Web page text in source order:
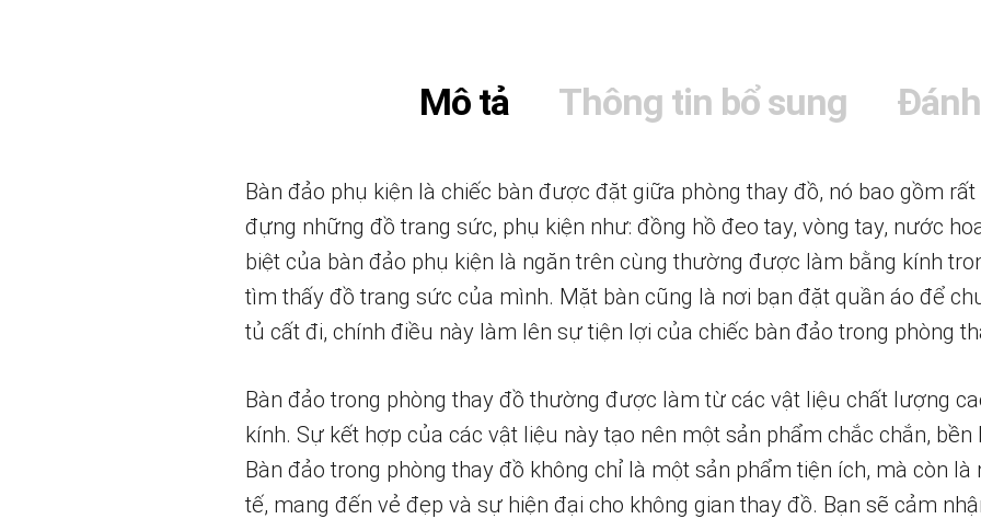
Mô tả Thông tin bổ sung
Bàn đảo phụ kiện là chiếc bàn được đặt giữa phòng thay đồ, nó bao gồm
đựng những đồ trang sức, phụ kiện như: đồng hồ đeo tay, vòng tay, nước
biệt của bàn đảo phụ kiện là ngăn trên cùng thường được làm bằng kính
tìm thấy đồ trang sức của mình. Mặt bàn cũng là nơi bạn đặt quần áo để
tủ cất đi, chính điều này làm lên sự tiện lợi của chiếc bàn đảo trong phòng
Bàn đảo trong phòng thay đồ thường được làm từ các vật liệu chất lượng
kính. Sự kết hợp của các vật liệu này tạo nên một sản phẩm chắc chắn,
Bàn đảo trong phòng thay đồ không chỉ là một sản phẩm tiện ích, mà còn
tế, mang đến vẻ đẹp và sự hiện đại cho không gian thay đồ. Bạn sẽ cảm